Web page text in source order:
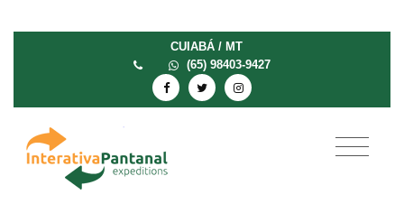
CUIABÁ / MT
(65) 98403-9427